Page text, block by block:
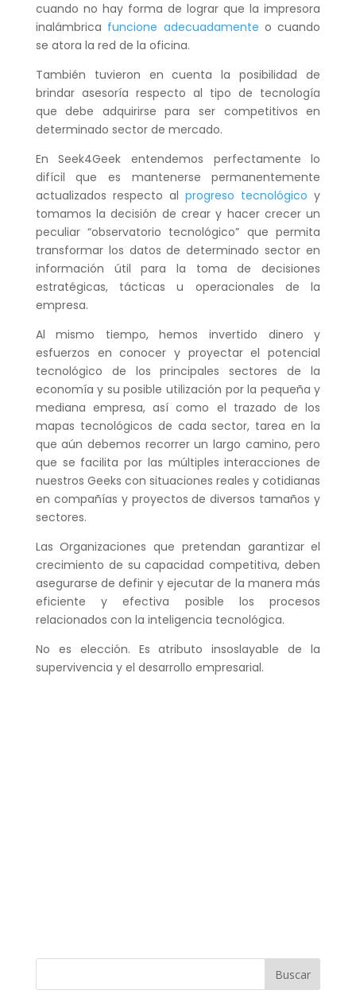
cuando no hay forma de lograr que la impresora
inalámbrica funcione adecuadamente o cuando
se atora la red de la oficina.
También tuvieron en cuenta la posibilidad de
brindar asesoría respecto al tipo de tecnología
que debe adquirirse para ser competitivos en
determinado sector de mercado.
En Seek4Geek entendemos perfectamente lo
difícil que es mantenerse permanentemente
actualizados respecto alprogreso tecnológico y
tomamos la decisión de crear y hacer crecer un
peculiar “observatorio tecnológico” que permita
transformar los datos de determinado sector en
información útil para la toma de decisiones
estratégicas, tácticas u operacionales de la
empresa.
Al mismo tiempo, hemos invertido dinero y
esfuerzos en conocer y proyectar el potencial
tecnológico de los principales sectores de la
economía y su posible utilización por la pequeña y
mediana empresa, así como el trazado de los
mapas tecnológicos de cada sector, tarea en la
que aún debemos recorrer un largo camino, pero
que se facilita por las múltiples interacciones de
nuestros Geeks con situaciones reales y cotidianas
en compañías y proyectos de diversos tamaños y
sectores.
Las Organizaciones que pretendan garantizar el
crecimiento de su capacidad competitiva, deben
asegurarse de definir y ejecutar de la manera más
eficiente y efectiva posible los procesos
relacionados con la inteligencia tecnológica.
No es elección. Es atributo insoslayable de la
supervivencia y el desarrollo empresarial.